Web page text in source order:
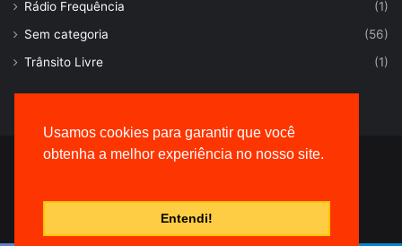
Usamos cookies para garantir que você
obtenha a melhor experiência no nosso site.
Entendi!
Rádio Frequência
(1)
Sem categoria
(56)
Trânsito Livre
(1)